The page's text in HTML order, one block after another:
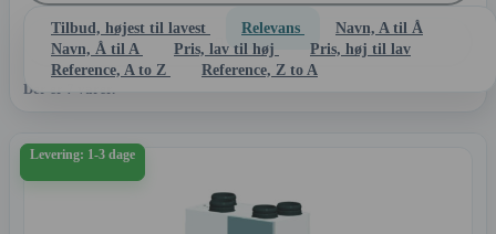
Der er 7 varer.
Tilbud, højest til lavest Relevans
Navn, A til Å
Navn, Å til A
Pris, lav til høj
Pris, høj til lav
Reference, A to Z
Reference, Z to A
 Filtrer
Levering: 1-3 dage